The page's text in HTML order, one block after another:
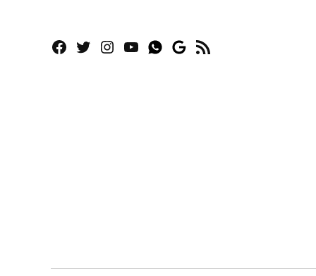
Facebook
TwitterInstagram
YouTubeWhatsapp
Google
RSS